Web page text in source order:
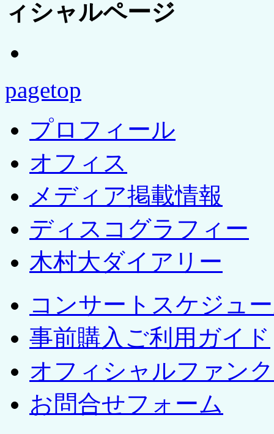
ィシャルページ
pagetop
プロフィール
オフィス
メディア掲載情報
ディスコグラフィー
木村大ダイアリー
コンサートスケジュ
事前購入ご利用ガイド
オフィシャルファン
お問合せフォーム